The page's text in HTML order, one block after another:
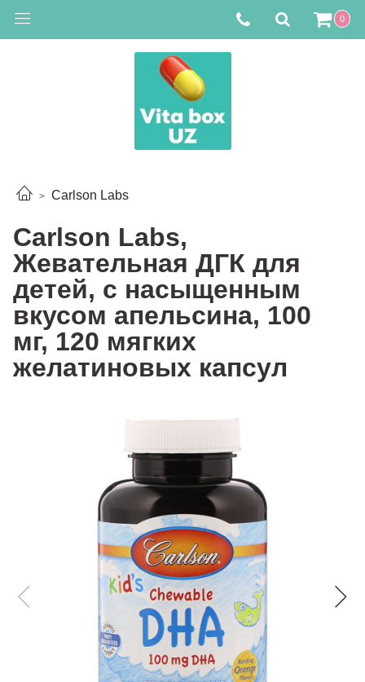
0
Carlson Labs
Carlson Labs,
Жевательная ДГК для
детей, с насыщенным
вкусом апельсина, 100
мг, 120 мягких
желатиновых капсул